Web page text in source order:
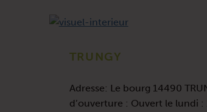
TRUNGY
Adresse: Le bourg 14490
d’ouverture : Ouvert le lundi